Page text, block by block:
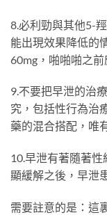
8.必利勁與其他5-
能出現效果降低的
60mg，啪啪啪之前
9.不要把早泄的治
究，包括性行為治
藥的混合搭配，唯
10.早泄有著隨著
顯緩解之後，早泄
需要註意的是：這